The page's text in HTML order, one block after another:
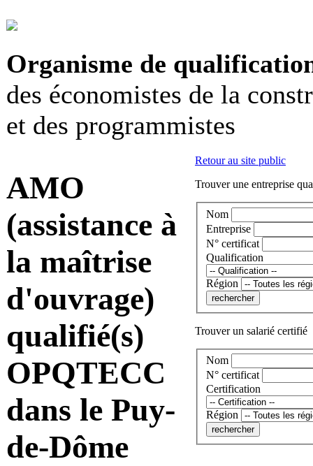
Organisme de
des économistes de la
et des programmistes
AMO
(assistance à
la maîtrise
d'ouvrage)
qualifié(s)
OPQTECC
dans le Puy-
de-Dôme
Retour au site public
Trouver une entreprise
Nom
Entreprise
N° certificat
Qualification
Région
Trouver un salarié certifié
Nom
N° certificat
Certification
Région